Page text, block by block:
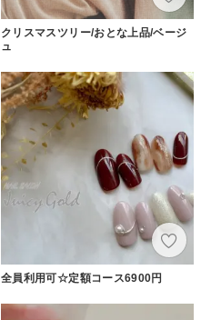
クリスマスツリー/おとな上品/ベージ
ュ
全員利用可☆定額コース6900円